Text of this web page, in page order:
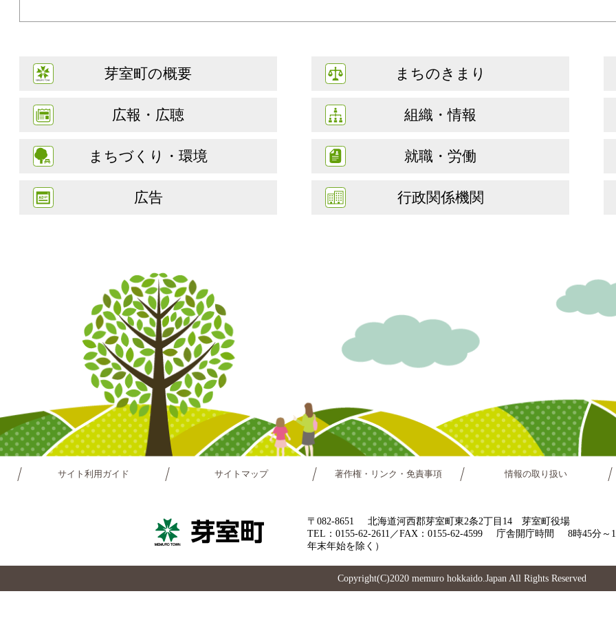
芽室町の概要 まちのきまり
広報・広聴 組織・情報
まちづくり・環境 就職・労働
広告 行政関係機関
サイト利用ガイド サイトマップ 著作権・リンク・免責事項 情報の取り扱い
〒082-8651
北海道河西郡芽室町東2条2丁目14 芽室町役場
TEL：0155-62-2611／FAX：0155-62-4599
庁舎開庁時間
8時45分～
年末年始を除く）
Copyright(C)2020 memuro hokkaido.Japan All Rights Reserved